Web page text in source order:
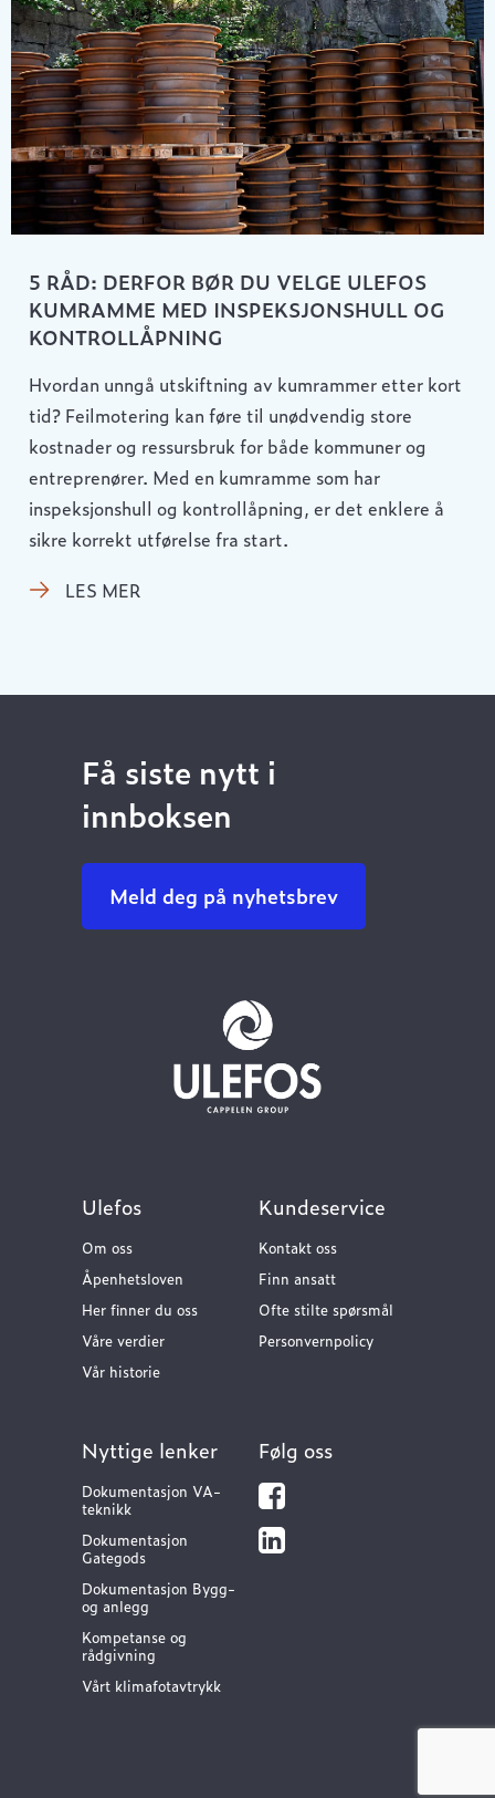
5 RÅD: DERFOR BØR DU VELGE ULEFOS
KUMRAMME MED INSPEKSJONSHULL OG
KONTROLLÅPNING
Hvordan unngå utskiftning av kumrammer etter kort
tid? Feilmotering kan føre til unødvendig store
kostnader og ressursbruk for både kommuner og
entreprenører. Med en kumramme som har
inspeksjonshull og kontrollåpning, er det enklere å
sikre korrekt utførelse fra start.
LES MER
Få siste nytt i
innboksen
Meld deg på nyhetsbrev
Ulefos
Om oss
Åpenhetsloven
Her finner du oss
Våre verdier
Vår historie
Kundeservice
Kontakt oss
Finn ansatt
Ofte stilte spørsmål
Personvernpolicy
Nyttige lenker
Dokumentasjon VA-
teknikk
Dokumentasjon
Gategods
Dokumentasjon Bygg-
og anlegg
Kompetanse og
rådgivning
Vårt klimafotavtrykk
Følg oss